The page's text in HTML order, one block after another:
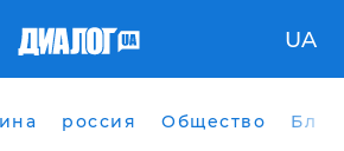
UA
россия Общество